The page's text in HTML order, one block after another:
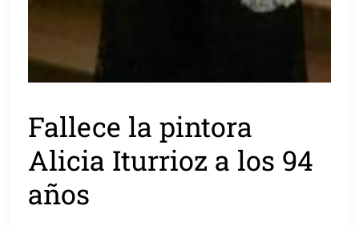
Fallece la pintora
Alicia Iturrioz a los 94
años